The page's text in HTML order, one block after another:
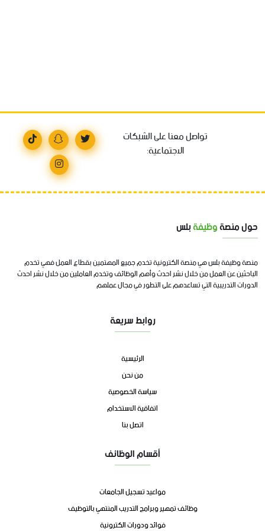
تواصل معنا على الشبكات
الاجتماعية:
حول منصةوظيفةبلس
منصة وظيفة بلس هي منصة الكترونية تخدم جميع المهتمين بقطاع العمل فهي تخدم
الباحثين عن العمل من خلال نشر احدث وأهم الوظائف وتخدم العاملين من خلال نشر احدث
الدورات التدريبية التي تساعدهم على التطور في مجال عملهم
روابط سريعة
الرئيسية
من نحن
سياسة الخصوصية
اتفاقية الاستخدام
اتصل بنا
أقسام الوظائف
مواعيد تسجيل الجامعات
وظائف تمهير وبرامج التدريب المنتهي بالتوظيف
فوائد ودورات الكترونية